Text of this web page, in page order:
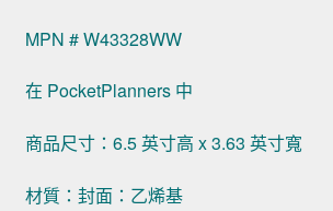
MPN # W43328WW
在 PocketPlanners 中
商品尺寸：6.5 英寸高 x 3.63 英寸寬
材質：封面：乙烯基